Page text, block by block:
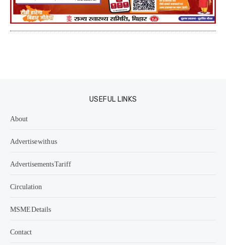
USEFUL LINKS
About
Advertise with us
Advertisements Tariff
Circulation
MSME Details
Contact